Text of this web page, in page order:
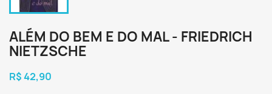
ALÉM DO BEM E DO MAL - FRIEDRICH
NIETZSCHE
R$ 42,90